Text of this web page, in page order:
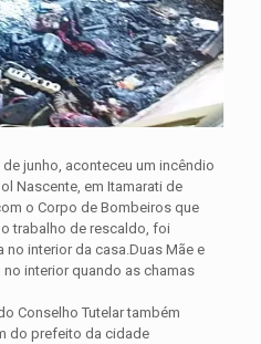
junho, aconteceu um incêndio
Nascente, em Itamarati de
o Corpo de Bombeiros que
trabalho de rescaldo, foi
interior da casa.Duas Mãe e
interior quando as chamas
Conselho Tutelar também
do prefeito da cidade